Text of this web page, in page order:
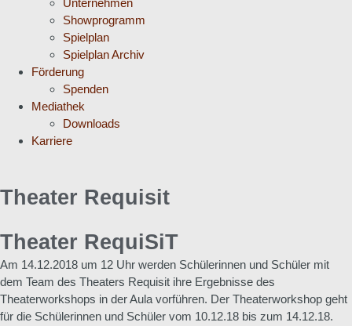
Unternehmen
Showprogramm
Spielplan
Spielplan Archiv
Förderung
Spenden
Mediathek
Downloads
Karriere
Theater Requisit
Theater RequiSiT
Am 14.12.2018 um 12 Uhr werden Schülerinnen und Schüler mit
dem Team des Theaters Requisit ihre Ergebnisse des
Theaterworkshops in der Aula vorführen. Der Theaterworkshop geht
für die Schülerinnen und Schüler vom 10.12.18 bis zum 14.12.18.